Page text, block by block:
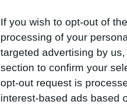
If you wish to opt-out of
processing of your
targeted advertising by
section to confirm your
opt-out request is
interest-based ads based